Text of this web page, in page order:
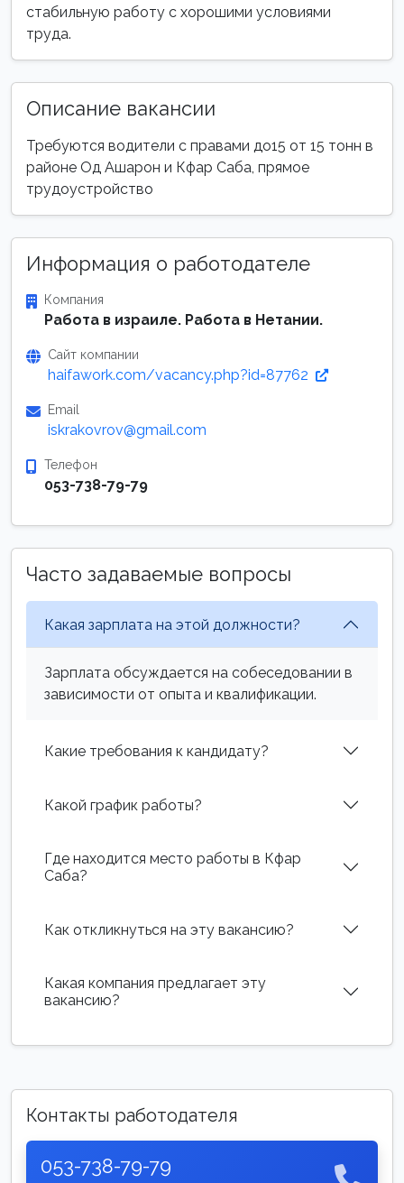
стабильную работу с хорошими условиями
труда.
Описание вакансии
Требуются водители с правами до15 от 15 тонн в
районе Од Ашарон и Кфар Саба, прямое
трудоустройство
Информация о работодателе
Компания
Работа в израиле. Работа в Нетании.
Сайт компании
haifawork.com/vacancy.php?id=87762
Email
iskrakovrov@gmail.com
Телефон
053-738-79-79
Часто задаваемые вопросы
Какая зарплата на этой должности?
Зарплата обсуждается на собеседовании в
зависимости от опыта и квалификации.
Какие требования к кандидату?
Какой график работы?
Где находится место работы в Кфар
Саба?
Как откликнуться на эту вакансию?
Какая компания предлагает эту
вакансию?
Контакты работодателя
053-738-79-79